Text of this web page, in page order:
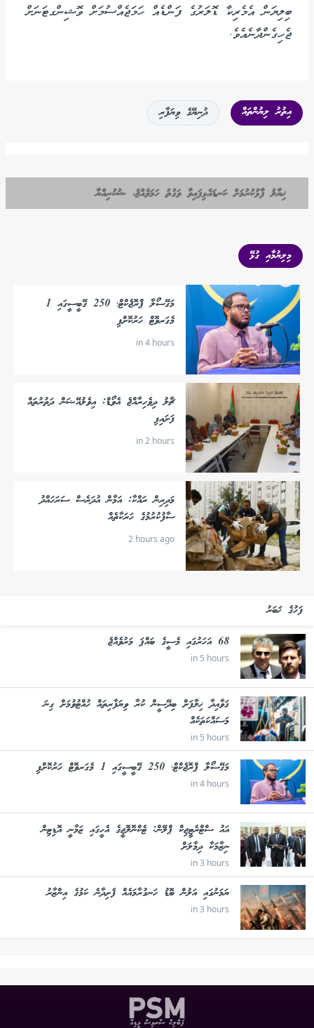
ބިލިޔަން އެމެރިކާ ޑޮލަރުގެ ފަންޑެއް ހަމަޖެއްސުމަށް ވޮޝިންގޓަނަށް
ޖެހިގެންދާނެއެވެ.
އިތުރު ލިޔުންތައް ދުނިޔޭގެ ވިޔަފާރި
ޚިޔާލު ފާޅުކުރުމަށް ކަނޑައެޅިފައިވާ ވަގުތު ހަމަވެއްޖެ، ޝުކުރިއްޔާ
މިލިޔުމާއި ގުޅޭ
މަގޭސޯލާ ޕްރޮޖެކްޓް؛ 250 ގޭބީސީގައި 1
މެގަރވޮޓް ހަރުކޮށްފި
in 4 hours
ޗާލު ދިވެހިރާއްޖެ އެވޯޑް: އިވެލުއޭޝަން ދަތުރުތައް
ފަށައިފި
in 2 hours
މަދިރިން ރައްކާ: އަމާން އުދަރެސް ސަރަހައްދު
ސާފުކުރުމުގެ ހަރަކާތެއް
2 hours ago
ފަހުގެ ޚަބަރު
68 އަހަރުގައި މެސީގެ ބައްޕަ މަރުވެއްޖެ
in 5 hours
ޤަވާއިދާ ޚިލާފަށް ބިދޭސީން ކުރާ ވިޔަފާރިތައް ހުއްޓުވުމަށް ގިނަ
މަސައްކަތަކެއް
in 5 hours
މަގޭސޯލާ ޕްރޮޖެކްޓް؛ 250 ގޭބީސީގައި 1 މެގަރވޮޓް ހަރުކޮށްފި
in 4 hours
އައު ސްޓްރެޓީޖިކް ޕްލޭން: ޓެކްނޮލޮޖީގެ އެހީގައި ޒަމާނީ އޮޑިޓިން
ނިޒާމަކާ ދިމާލަށް
in 3 hours
ޔަމަނުގައި އަލުން ބޮޑު ހަނގުރާމައެއް ފެށިދާނެ ކަމުގެ އިންޒާރު
in 3 hours